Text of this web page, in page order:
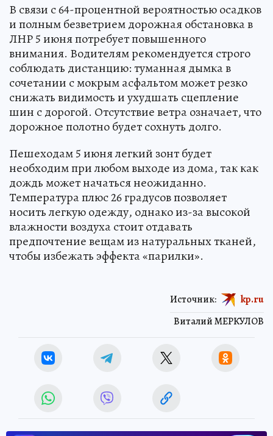
В связи с 64-процентной вероятностью осадков
и полным безветрием дорожная обстановка в
ЛНР 5 июня потребует повышенного
внимания. Водителям рекомендуется строго
соблюдать дистанцию: туманная дымка в
сочетании с мокрым асфальтом может резко
снижать видимость и ухудшать сцепление
шин с дорогой. Отсутствие ветра означает, что
дорожное полотно будет сохнуть долго.
Пешеходам 5 июня легкий зонт будет
необходим при любом выходе из дома, так как
дождь может начаться неожиданно.
Температура плюс 26 градусов позволяет
носить легкую одежду, однако из-за высокой
влажности воздуха стоит отдавать
предпочтение вещам из натуральных тканей,
чтобы избежать эффекта «парилки».
Виталий МЕРКУЛОВ
Источник: kp.ru